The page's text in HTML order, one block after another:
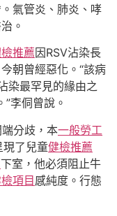
氣管炎、肺炎、哮
。
推薦因RSV沾染長
朝曾經惡化。“該病
染最罕見的緣由之
李侗曾說。
分歧，本一般勞工
現了兒童健檢推薦
下室，他必須阻止牛
項目感純度。行態